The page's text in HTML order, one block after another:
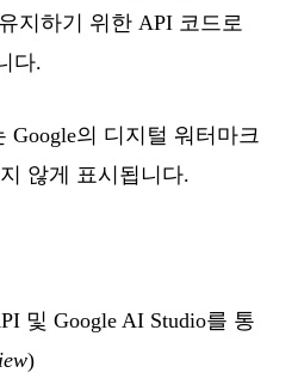
지하기 위한 API 코드로
다.
Google의 디지털 워터마크
않게 표시됩니다.
및 Google AI Studio를 통
)